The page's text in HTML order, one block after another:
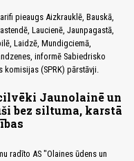
pieaugs Aizkrauklē, Bauskā,
Laucienē, Jaunpagastā,
Laidzē, Mundigciemā,
informē Sabiedrisko
komisijas (SPRK) pārstāvji.
Jaunolainē un
bez siltuma, karstā
radīto AS "Olaines ūdens un